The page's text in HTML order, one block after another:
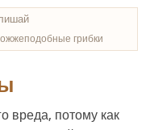
грибки
вреда, потому как